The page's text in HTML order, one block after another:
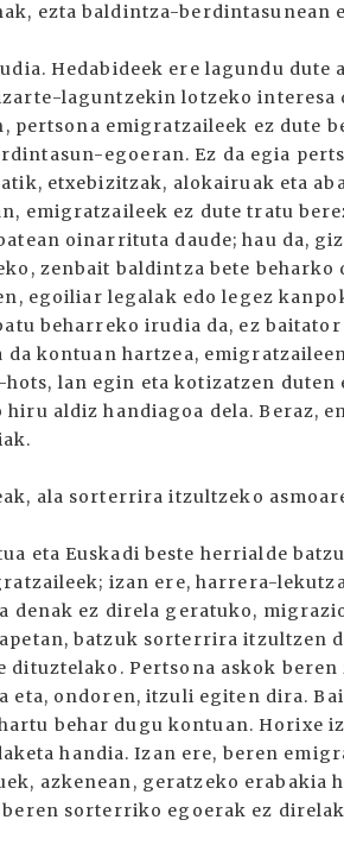
ezta baldintza-berdintasunean
Hedabideek ere lagundu dute
laguntzekin lotzeko interesa
pertsona emigratzaileek ez dute
egoeran. Ez da egia
etxebizitzak, alokairuak eta
emigratzaileek ez dute tratu
oinarrituta daude; hau da,
zenbait baldintza bete beharko
egoiliar legalak edo legez
beharreko irudia da, ez baitator
kontuan hartzea,
lan egin eta kotizatzen
aldiz handiagoa dela. Beraz,
ala sorterrira itzultzeko
eta Euskadi beste herrialde
izan ere, harrera-
denak ez direla geratuko,
batzuk sorterrira itzultzen
Pertsona askok beren
ondoren, itzuli egiten dira.
behar dugu kontuan. Horixe
handia. Izan ere, beren
azkenean, geratzeko erabakia
sorterriko egoerak ez